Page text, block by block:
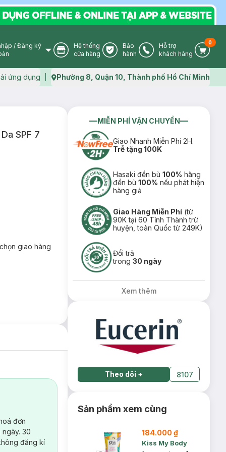
User Icon
/ Đăng ký
Store Icon
Hệ thống
cửa hàng
Warranty Icon
Bảo
hành
Phone Icon
Hỗ trợ
khách hàng
Cart
0
ứng dụng Map icon
Phường 8, Quận 10, Thành phố Hồ Chí Minh
SPF 7
giao hàng
đơn
30
đăng kí
MIỄN PHÍ VẬN CHUYỂN
Giao Nhanh Miễn Phí 2H.
Trễ tặng 100K
Hasaki đền bù100% hãng
đền bù100% nếu phát hiện
hàng giả
Giao Hàng Miễn Phí (từ
90K tại 60 Tỉnh Thành trừ
huyện, toàn Quốc từ 249K)
Đổi trả
trong30 ngày
Xem thêm
Theo dõi + 8107
Sản phẩm xem cùng
184.000 ₫
Kiss My Body